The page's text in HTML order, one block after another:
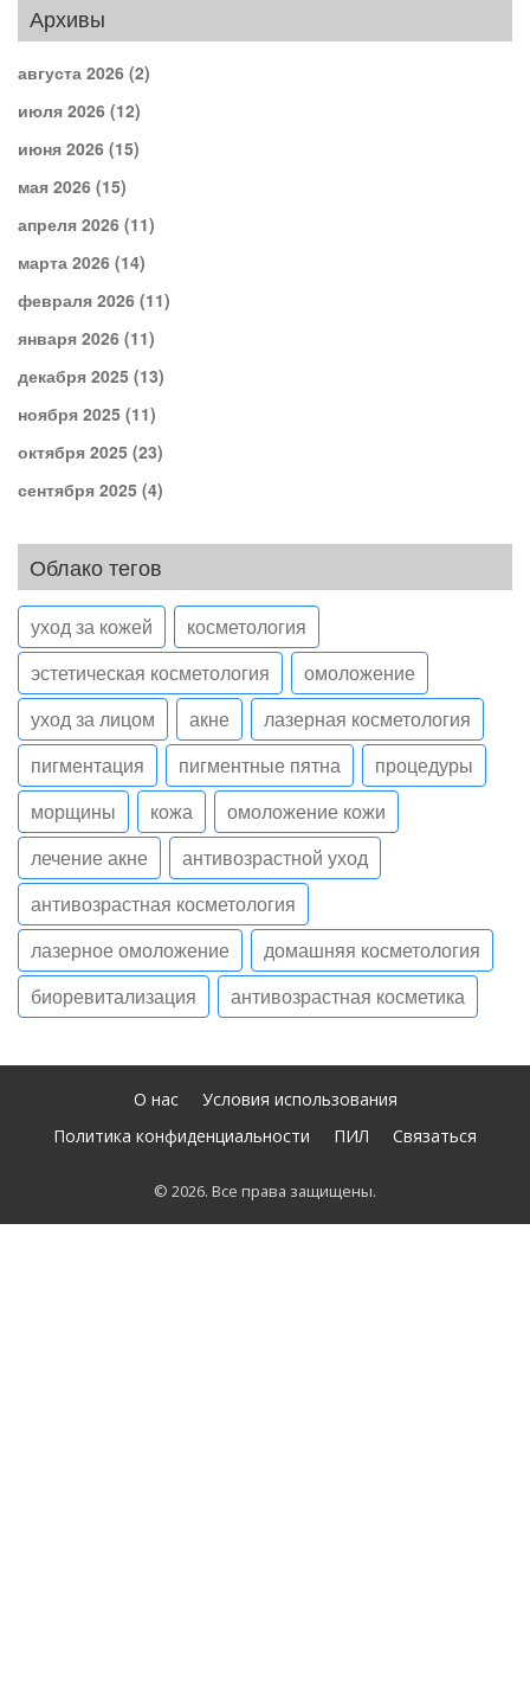
Архивы
августа 2026 (2)
июля 2026 (12)
июня 2026 (15)
мая 2026 (15)
апреля 2026 (11)
марта 2026 (14)
февраля 2026 (11)
января 2026 (11)
декабря 2025 (13)
ноября 2025 (11)
октября 2025 (23)
сентября 2025 (4)
Облако тегов
уход за кожей
косметология
эстетическая косметология
омоложение
уход за лицом
акне
лазерная косметология
пигментация
пигментные пятна
процедуры
морщины
кожа
омоложение кожи
лечение акне
антивозрастной уход
антивозрастная косметология
лазерное омоложение
домашняя косметология
биоревитализация
антивозрастная косметика
О нас
Условия использования
Политика конфиденциальности
ПИЛ Связаться
© 2026. Все права защищены.